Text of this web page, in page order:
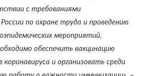
с требованиями
по охране труда и проведению
мероприятий,
обеспечить вакцинацию
и организовать среди